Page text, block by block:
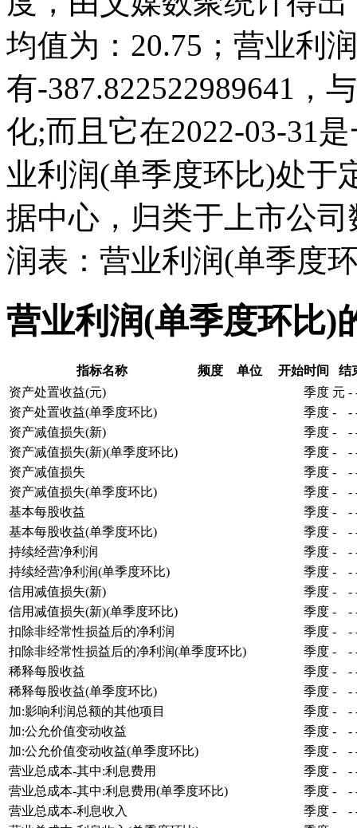
均值为：20.75；营业利
有-387.822522989641，
化;而且它在2022-03-31
业利润(单季度环比)处于
据中心，归类于上市公
润表：营业利润(单季度
营业利润(单季度环比)
指标名称 频度 单位 开始时间
结
资产处置收益(元)
季度 元 -
资产处置收益(单季度环比)
季度 - -
资产减值损失(新)
季度 - -
资产减值损失(新)(单季度环比)
季度 - -
资产减值损失
季度 - -
资产减值损失(单季度环比)
季度 - -
基本每股收益
季度 - -
基本每股收益(单季度环比)
季度 - -
持续经营净利润
季度 - -
持续经营净利润(单季度环比)
季度 - -
信用减值损失(新)
季度 - -
信用减值损失(新)(单季度环比)
季度 - -
扣除非经常性损益后的净利润
季度 - -
扣除非经常性损益后的净利润(单季度环比)
季度 - -
稀释每股收益
季度 - -
稀释每股收益(单季度环比)
季度 - -
加:影响利润总额的其他项目
季度 - -
加:公允价值变动收益
季度 - -
加:公允价值变动收益(单季度环比)
季度 - -
营业总成本-其中:利息费用
季度 - -
营业总成本-其中:利息费用(单季度环比)
季度 - -
营业总成本-利息收入
季度 - -